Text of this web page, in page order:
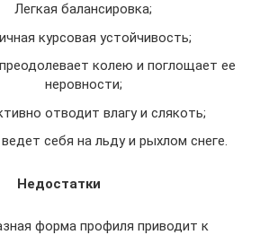
Легкая балансировка;
курсовая устойчивость;
колею и поглощает ее
неровности;
отводит влагу и слякоть;
себя на льду и рыхлом снеге.
Недостатки
форма профиля приводит к